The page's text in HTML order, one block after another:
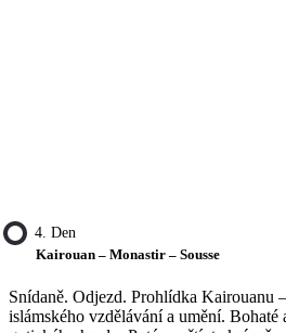
4. Den
Kairouan – Monastir – Sousse
Snídaně. Odjezd. Prohlídka Kairouanu
islámského vzdělávání a umění.